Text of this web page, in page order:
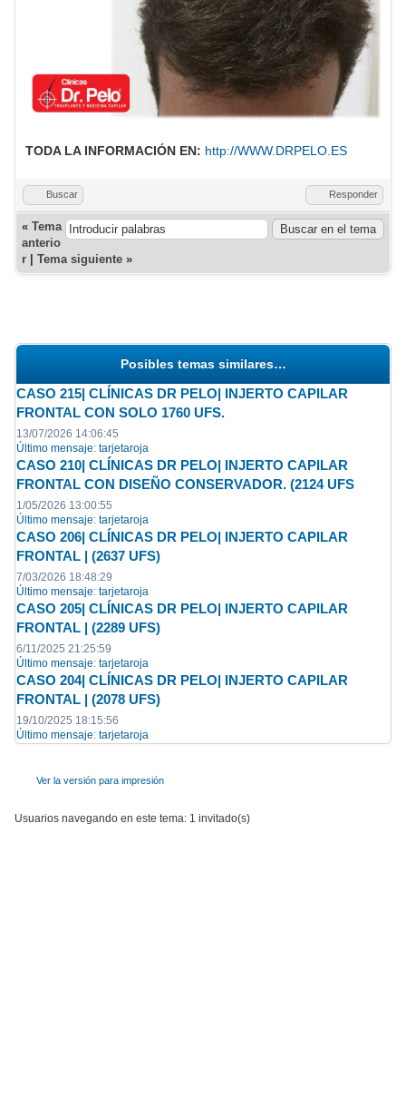
TODA LA INFORMACIÓN EN: http://WWW.DRPELO.ES
Buscar Responder
«Tema
anterio
r |Tema siguiente »
Posibles temas similares…
CASO 215| CLÍNICAS DR PELO| INJERTO CAPILAR
FRONTAL CON SOLO 1760 UFS.
13/07/2026 14:06:45
Último mensaje:tarjetaroja
CASO 210| CLÍNICAS DR PELO| INJERTO CAPILAR
FRONTAL CON DISEÑO CONSERVADOR. (2124 UFS
1/05/2026 13:00:55
Último mensaje:tarjetaroja
CASO 206| CLÍNICAS DR PELO| INJERTO CAPILAR
FRONTAL | (2637 UFS)
7/03/2026 18:48:29
Último mensaje:tarjetaroja
CASO 205| CLÍNICAS DR PELO| INJERTO CAPILAR
FRONTAL | (2289 UFS)
6/11/2025 21:25:59
Último mensaje:tarjetaroja
CASO 204| CLÍNICAS DR PELO| INJERTO CAPILAR
FRONTAL | (2078 UFS)
19/10/2025 18:15:56
Último mensaje:tarjetaroja
Ver la versión para impresión
Usuarios navegando en este tema: 1 invitado(s)